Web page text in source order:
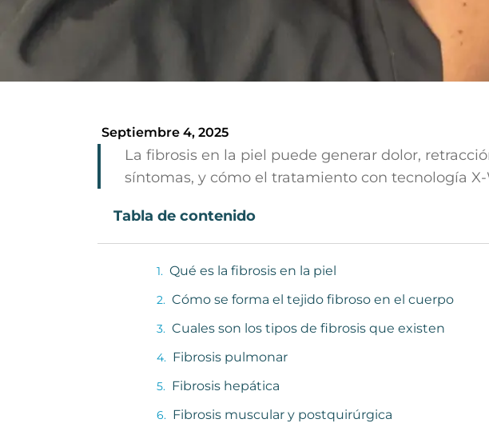
Septiembre 4, 2025
La fibrosis en la piel puede generar dolor,
síntomas, y cómo el tratamiento con tecnología
Tabla de contenido
Qué es la fibrosis en la piel
Cómo se forma el tejido fibroso en el cuerpo
Cuales son los tipos de fibrosis que existen
Fibrosis pulmonar
Fibrosis hepática
Fibrosis muscular y postquirúrgica